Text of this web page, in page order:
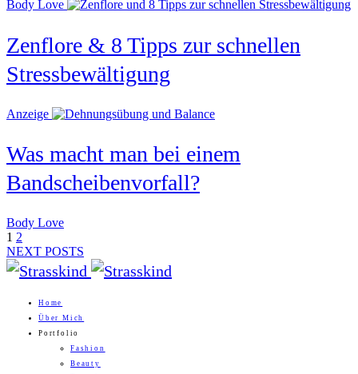
Body Love
Zenflore & 8 Tipps zur schnellen
Stressbewältigung
Anzeige
Was macht man bei einem
Bandscheibenvorfall?
Body Love
1 2
NEXT POSTS
Home
Über Mich
Portfolio
Fashion
Beauty